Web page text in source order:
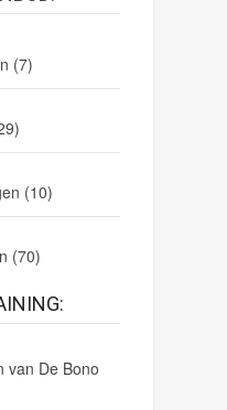
(7)
(10)
(70)
van De Bono